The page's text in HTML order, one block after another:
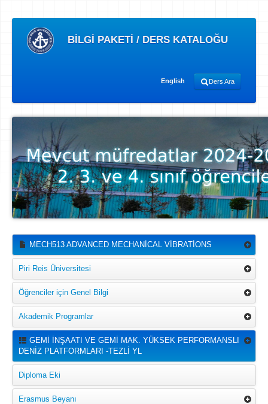
BİLGİ PAKETİ / DERS KATALOĞU
English Ders Ara
MECH513 ADVANCED MECHANİCAL VİBRATİONS
Piri Reis Üniversitesi
Öğrenciler için Genel Bilgi
Akademik Programlar
GEMİ İNŞAATI VE GEMİ MAK. YÜKSEK PERFORMANSLI
DENİZ PLATFORMLARI -TEZLİ YL
Diploma Eki
Erasmus Beyanı